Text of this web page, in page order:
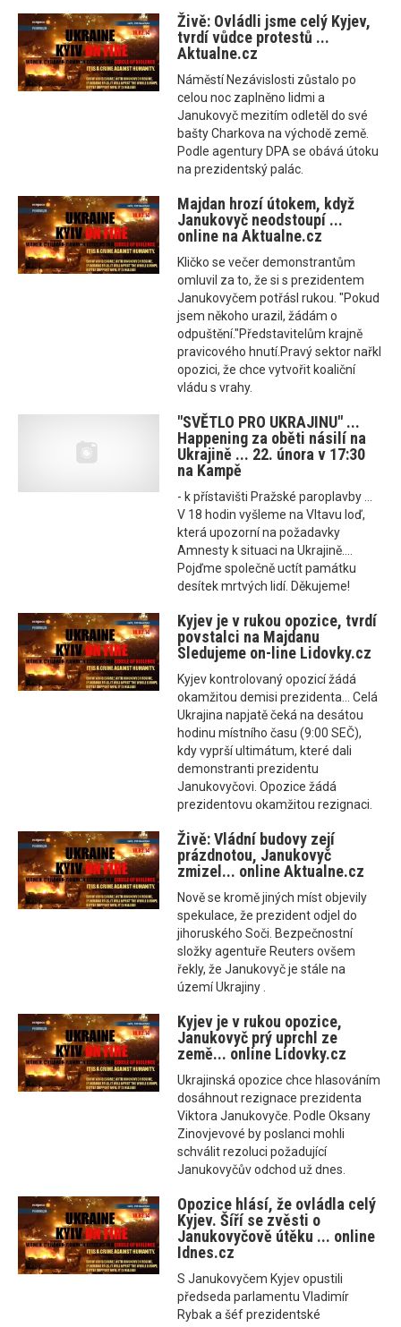
Živě: Ovládli jsme celý Kyjev,
tvrdí vůdce protestů ...
Aktualne.cz
Náměstí Nezávislosti zůstalo po
celou noc zaplněno lidmi a
Janukovyč mezitím odletěl do své
bašty Charkova na východě země.
Podle agentury DPA se obává útoku
na prezidentský palác.
Majdan hrozí útokem, když
Janukovyč neodstoupí ...
online na Aktualne.cz
Kličko se večer demonstrantům
omluvil za to, že si s prezidentem
Janukovyčem potřásl rukou. "Pokud
jsem někoho urazil, žádám o
odpuštění."Představitelům krajně
pravicového hnutí.Pravý sektor nařkl
opozici, že chce vytvořit koaliční
vládu s vrahy.
"SVĚTLO PRO UKRAJINU" ...
Happening za oběti násilí na
Ukrajině ... 22. února v 17:30
na Kampě
- k přístavišti Pražské paroplavby ...
V 18 hodin vyšleme na Vltavu loď,
která upozorní na požadavky
Amnesty k situaci na Ukrajině....
Pojďme společně uctít památku
desítek mrtvých lidí. Děkujeme!
Kyjev je v rukou opozice, tvrdí
povstalci na Majdanu
Sledujeme on-line Lidovky.cz
Kyjev kontrolovaný opozicí žádá
okamžitou demisi prezidenta... Celá
Ukrajina napjatě čeká na desátou
hodinu místního času (9:00 SEČ),
kdy vyprší ultimátum, které dali
demonstranti prezidentu
Janukovyčovi. Opozice žádá
prezidentovu okamžitou rezignaci.
Živě: Vládní budovy zejí
prázdnotou, Janukovyč
zmizel... online Aktualne.cz
Nově se kromě jiných míst objevily
spekulace, že prezident odjel do
jihoruského Soči. Bezpečnostní
složky agentuře Reuters ovšem
řekly, že Janukovyč je stále na
území Ukrajiny .
Kyjev je v rukou opozice,
Janukovyč prý uprchl ze
země... online Lidovky.cz
Ukrajinská opozice chce hlasováním
dosáhnout rezignace prezidenta
Viktora Janukovyče. Podle Oksany
Zinovjevové by poslanci mohli
schválit rezoluci požadující
Janukovyčův odchod už dnes.
Opozice hlásí, že ovládla celý
Kyjev. Šíří se zvěsti o
Janukovyčově útěku ... online
Idnes.cz
S Janukovyčem Kyjev opustili
předseda parlamentu Vladimír
Rybak a šéf prezidentské